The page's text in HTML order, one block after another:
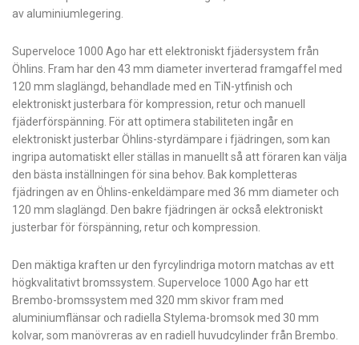
av aluminiumlegering.
Superveloce 1000 Ago har ett elektroniskt fjädersystem från
Öhlins. Fram har den 43 mm diameter inverterad framgaffel med
120 mm slaglängd, behandlade med en TiN-ytfinish och
elektroniskt justerbara för kompression, retur och manuell
fjäderförspänning. För att optimera stabiliteten ingår en
elektroniskt justerbar Öhlins-styrdämpare i fjädringen, som kan
ingripa automatiskt eller ställas in manuellt så att föraren kan välja
den bästa inställningen för sina behov. Bak kompletteras
fjädringen av en Öhlins-enkeldämpare med 36 mm diameter och
120 mm slaglängd. Den bakre fjädringen är också elektroniskt
justerbar för förspänning, retur och kompression.
Den mäktiga kraften ur den fyrcylindriga motorn matchas av ett
högkvalitativt bromssystem. Superveloce 1000 Ago har ett
Brembo-bromssystem med 320 mm skivor fram med
aluminiumflänsar och radiella Stylema-bromsok med 30 mm
kolvar, som manövreras av en radiell huvudcylinder från Brembo.